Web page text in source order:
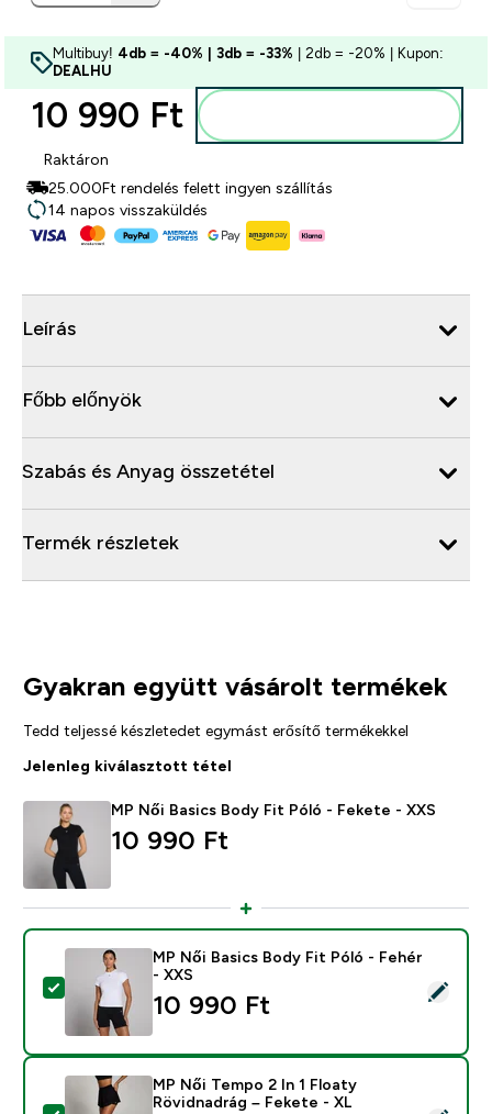
Multibuy! 4db = -40% | 3db = -33% | 2db = -20% | Kupon:
DEALHU
10 990 Ft‎
Raktáron
25.000Ft rendelés felett ingyen szállítás
14 napos visszaküldés
Leírás
Főbb előnyök
Szabás és Anyag összetétel
Termék részletek
Gyakran együtt vásárolt termékek
Tedd teljessé készletedet egymást erősítő termékekkel
Jelenleg kiválasztott tétel
MP Női Basics Body Fit Póló - Fekete - XXS
10 990 Ft‎
Termék kiválasztása - MP Női Basics Body Fit Póló -
MP Női Basics Body Fit Póló - Fehér
- XXS
10 990 Ft‎
MP Női Tempo 2 In 1 Floaty
Rövidnadrág – Fekete - XL